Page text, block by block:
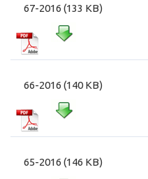
67-2016 (133 KB)
66-2016 (140 KB)
65-2016 (146 KB)